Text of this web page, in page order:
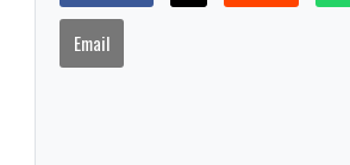
Email